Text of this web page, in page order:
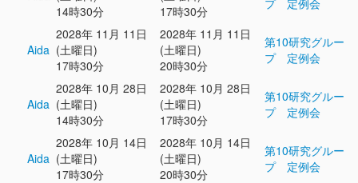
14時30分
17時30分
プ 定例会
Aida
2028年 11月 11日
(土曜日)
17時30分
2028年 11月 11日
(土曜日)
20時30分
第10研究グルー
プ 定例会
Aida
2028年 10月 28日
(土曜日)
14時30分
2028年 10月 28日
(土曜日)
17時30分
第10研究グルー
プ 定例会
Aida
2028年 10月 14日
(土曜日)
17時30分
2028年 10月 14日
(土曜日)
20時30分
第10研究グルー
プ 定例会